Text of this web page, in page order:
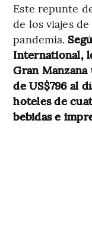
Este repunte
de los viajes
pandemia.
International,
Gran
de US$796 al
hoteles de
bebidas e